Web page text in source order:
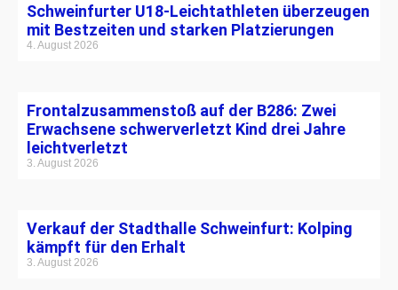
Schweinfurter U18-Leichtathleten überzeugen
mit Bestzeiten und starken Platzierungen
4. August 2026
Frontalzusammenstoß auf der B286: Zwei
Erwachsene schwerverletzt Kind drei Jahre
leichtverletzt
3. August 2026
Verkauf der Stadthalle Schweinfurt: Kolping
kämpft für den Erhalt
3. August 2026